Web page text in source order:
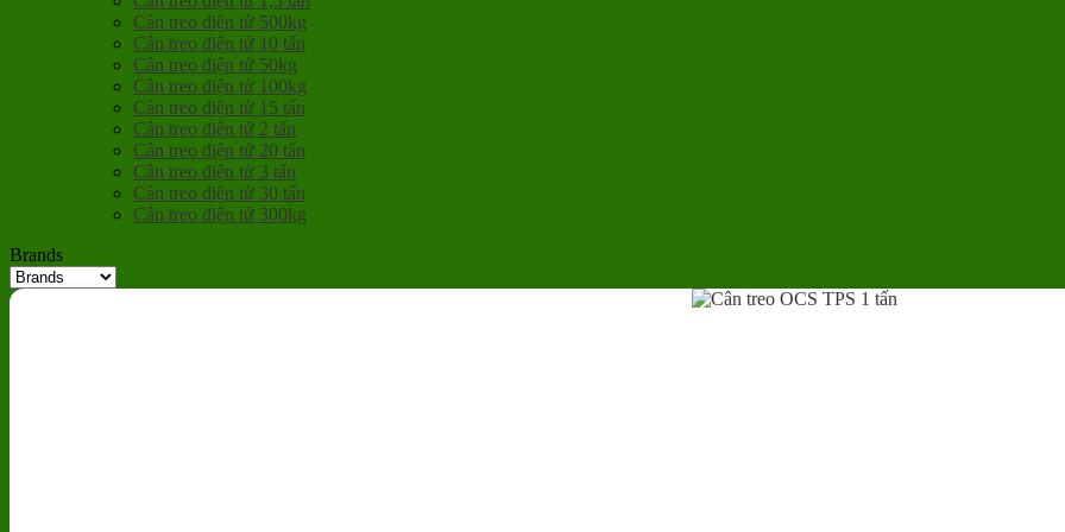
Cân treo điện tử 500kg
Cân treo điện tử 10 tấn
Cân treo điện tử 50kg
Cân treo điện tử 100kg
Cân treo điện tử 15 tấn
Cân treo điện tử 2 tấn
Cân treo điện tử 20 tấn
Cân treo điện tử 3 tấn
Cân treo điện tử 30 tấn
Cân treo điện tử 300kg
Brands